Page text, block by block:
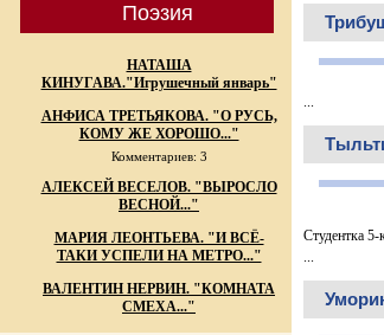
Поэзия
НАТАША
КИНУГАВА."Игрушечный январь"
АНФИСА ТРЕТЬЯКОВА. "О РУСЬ,
КОМУ ЖЕ ХОРОШО..."
Комментариев: 3
АЛЕКСЕЙ ВЕСЕЛОВ. "ВЫРОСЛО
ВЕСНОЙ..."
МАРИЯ ЛЕОНТЬЕВА. "И ВСЁ-
ТАКИ УСПЕЛИ НА МЕТРО..."
ВАЛЕНТИН НЕРВИН. "КОМНАТА
СМЕХА..."
...
Студентка 5-
...